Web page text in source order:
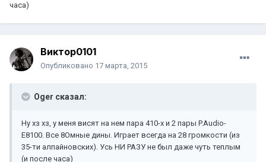
часа)
Виктор0101
Опубликовано 17 марта, 2015
Oger сказал:
Ну хз хз, у меня висят на нем пара 410-х и 2 пары P.Audio-
E8100. Все 8Омные дины. Играет всегда на 28 громкости (из
35-ти алпайновских). Усь НИ РАЗУ не был даже чуть теплым
(и после часа)